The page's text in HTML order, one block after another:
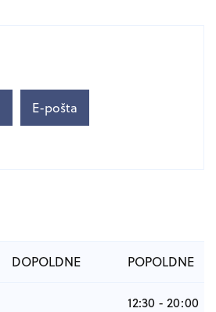
E-pošta
DOPOLDNE POPOLDNE
12:30 - 20:00